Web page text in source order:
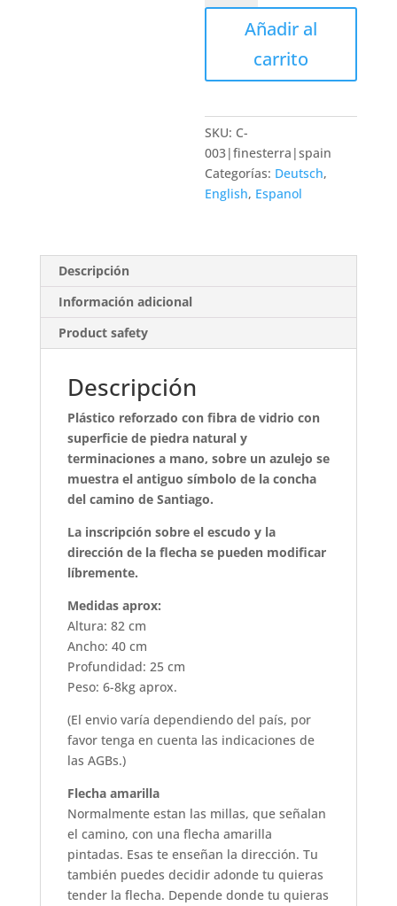
cantidad
Añadir al
carrito
SKU: C-
003|finesterra|spain
Categorías: Deutsch,
English, Espanol
Descripción
Información adicional
Product safety
Descripción
Plástico reforzado con fibra de vidrio con
superficie de piedra natural y
terminaciones a mano, sobre un azulejo se
muestra el antiguo símbolo de la concha
del camino de Santiago.
La inscripción sobre el escudo y la
dirección de la flecha se pueden modificar
líbremente.
Medidas aprox:
Altura: 82 cm
Ancho: 40 cm
Profundidad: 25 cm
Peso: 6-8kg aprox.
(El envio varía dependiendo del país, por
favor tenga en cuenta las indicaciones de
las AGBs.)
Flecha amarilla
Normalmente estan las millas, que señalan
el camino, con una flecha amarilla
pintadas. Esas te enseñan la dirección. Tu
también puedes decidir adonde tu quieras
tender la flecha. Depende donde tu quieras